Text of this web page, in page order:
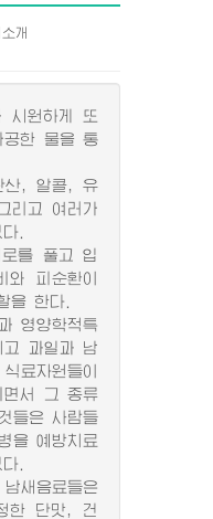
개
원하게 또
한 물을 통
, 알콜, 유
리고 여러가
.
를 풀고 입
와 피순환이
을 한다.
영양학적특
고 과일과 남
료자원들이
면서 그 종류
들은 사람들
을 예방치료
.
새음료들은
한 단맛, 건